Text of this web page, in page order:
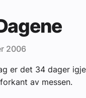
2006
er det 34 dager
av messen.